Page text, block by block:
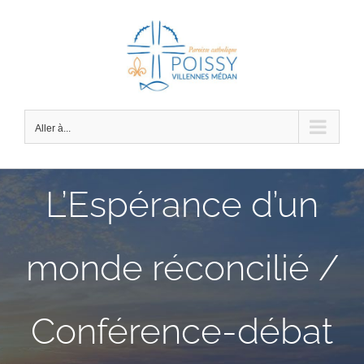
Aller à...
L’Espérance d’un
monde réconcilié /
Conférence-débat